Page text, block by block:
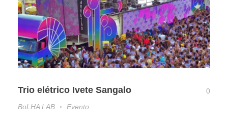
Trio elétrico Ivete Sangalo
0
BoLHA LAB
Evento